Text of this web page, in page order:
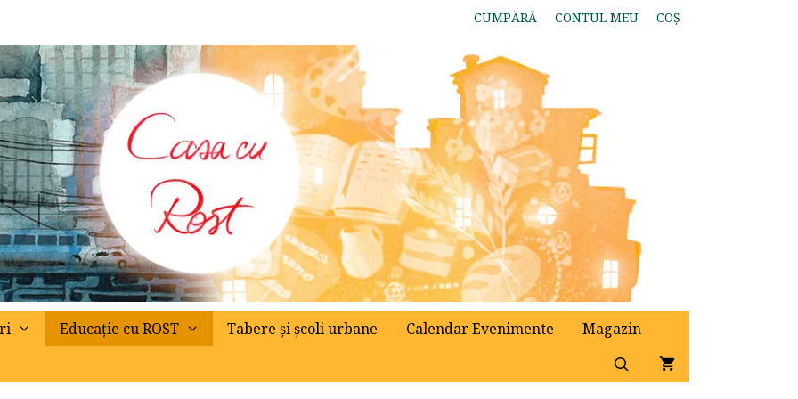
CUMPĂRĂ CONTUL MEU COȘ
Educație cu ROST Tabere și școli urbane Calendar Evenimente
Magazin